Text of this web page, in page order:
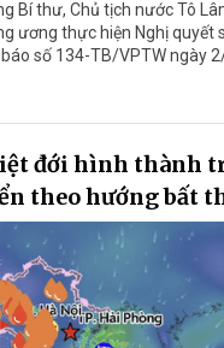
Bí thư, Chủ tịch nước Tô
ương thực hiện Nghị quyết
số 134-TB/VPTW ngày
đới hình thành
theo hướng bất